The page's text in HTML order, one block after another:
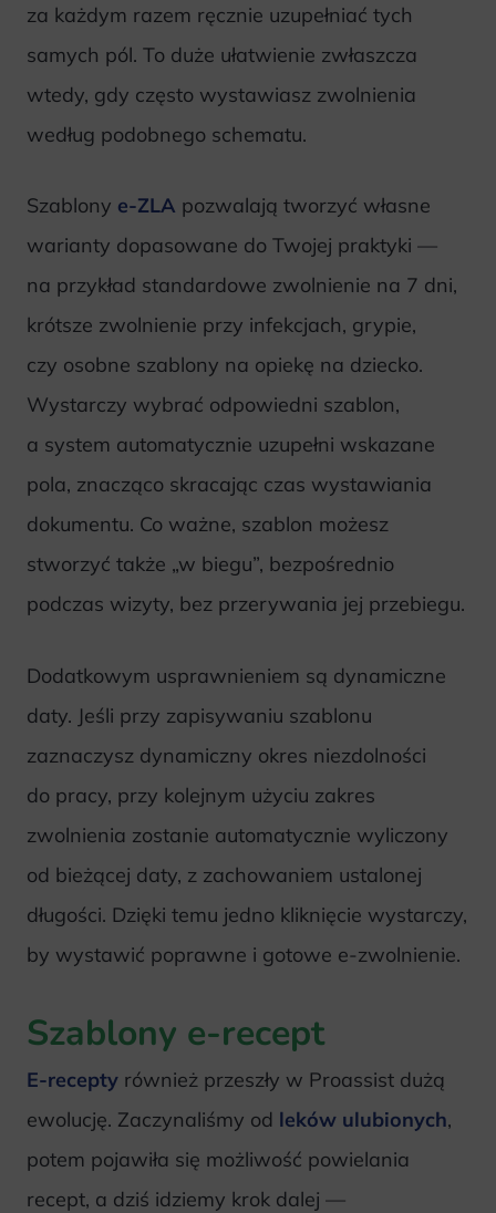
za każdym razem ręcznie uzupełniać tych
samych pól. To duże ułatwienie zwłaszcza
wtedy, gdy często wystawiasz zwolnienia
według podobnego schematu.
Szablony e-ZLA pozwalają tworzyć własne
warianty dopasowane do Twojej praktyki —
na przykład standardowe zwolnienie na 7 dni,
krótsze zwolnienie przy infekcjach, grypie,
czy osobne szablony na opiekę na dziecko.
Wystarczy wybrać odpowiedni szablon,
a system automatycznie uzupełni wskazane
pola, znacząco skracając czas wystawiania
dokumentu. Co ważne, szablon możesz
stworzyć także „w biegu”, bezpośrednio
podczas wizyty, bez przerywania jej przebiegu.
Dodatkowym usprawnieniem są dynamiczne
daty. Jeśli przy zapisywaniu szablonu
zaznaczysz dynamiczny okres niezdolności
do pracy, przy kolejnym użyciu zakres
zwolnienia zostanie automatycznie wyliczony
od bieżącej daty, z zachowaniem ustalonej
długości. Dzięki temu jedno kliknięcie wystarczy,
by wystawić poprawne i gotowe e-zwolnienie.
Szablony e-recept
E-recepty również przeszły w Proassist dużą
ewolucję. Zaczynaliśmy od leków ulubionych,
potem pojawiła się możliwość powielania
recept, a dziś idziemy krok dalej —